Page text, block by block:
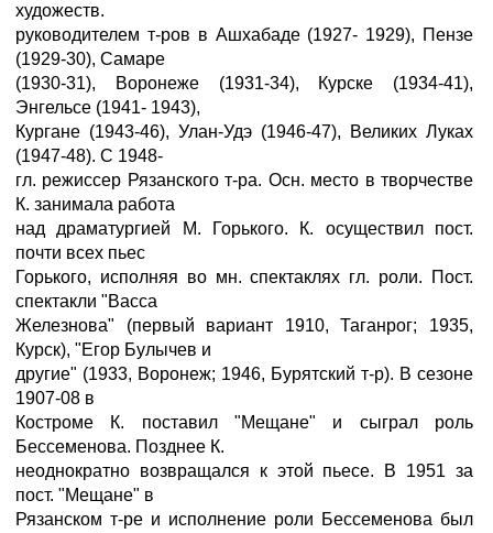
художеств.
руководителем т-ров в Ашхабаде (1927- 1929), Пензе
(1929-30), Самаре
(1930-31), Воронеже (1931-34), Курске (1934-41),
Энгельсе (1941- 1943),
Кургане (1943-46), Улан-Удэ (1946-47), Великих Луках
(1947-48). С 1948-
гл. режиссер Рязанского т-ра. Осн. место в творчестве
К. занимала работа
над драматургией М. Горького. К. осуществил пост.
почти всех пьес
Горького, исполняя во мн. спектаклях гл. роли. Пост.
спектакли "Васса
Железнова" (первый вариант 1910, Таганрог; 1935,
Курск), "Егор Булычев и
другие" (1933, Воронеж; 1946, Бурятский т-р). В сезоне
1907-08 в
Костроме К. поставил "Мещане" и сыграл роль
Бессеменова. Позднее К.
неоднократно возвращался к этой пьесе. В 1951 за
пост. "Мещане" в
Рязанском т-ре и исполнение роли Бессеменова был